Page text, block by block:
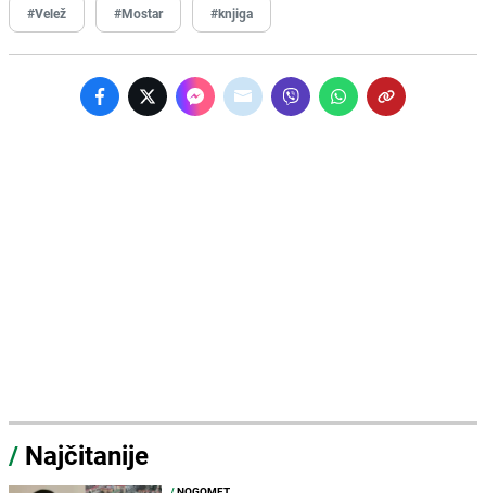
#Velež #Mostar #knjiga
/ Najčitanije